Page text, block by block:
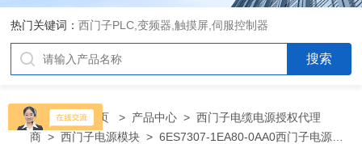
热门关键词：西门子PLC,变频器,触摸屏,伺服控制器
当前位置：首页 > 产品中心 >西门子电缆电源授权代理
商 >西门子电源模块 > 6ES7307-1EA80-0AA0西门子电源模